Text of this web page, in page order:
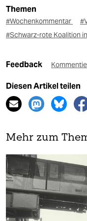
Themen
#Wochenkommentar
#Schwarz-rote Koalition
Feedback
Diesen Artikel teilen
Mehr zum